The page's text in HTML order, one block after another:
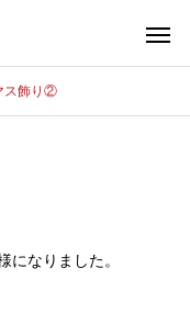
ス飾り②
になりました。